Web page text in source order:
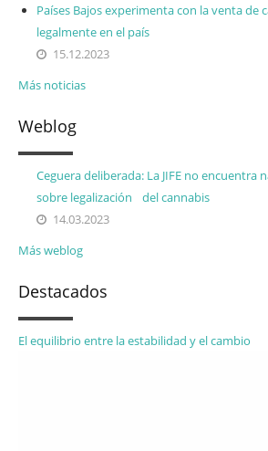
Países Bajos experimenta con la venta de
legalmente en el país
15.12.2023
Más noticias
Weblog
Ceguera deliberada: La JIFE no encuentra
sobre legalización del cannabis
14.03.2023
Más weblog
Destacados
El equilibrio entre la estabilidad y el cambio